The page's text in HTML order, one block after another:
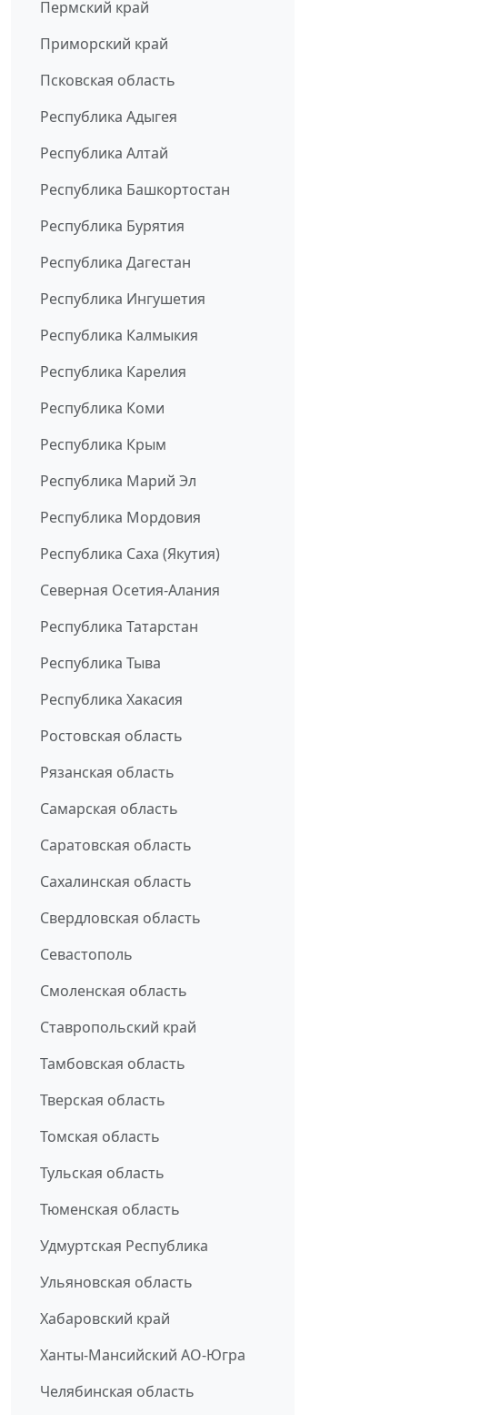
Пермский край
Приморский край
Псковская область
Республика Адыгея
Республика Алтай
Республика Башкортостан
Республика Бурятия
Республика Дагестан
Республика Ингушетия
Республика Калмыкия
Республика Карелия
Республика Коми
Республика Крым
Республика Марий Эл
Республика Мордовия
Республика Саха (Якутия)
Северная Осетия-Алания
Республика Татарстан
Республика Тыва
Республика Хакасия
Ростовская область
Рязанская область
Самарская область
Саратовская область
Сахалинская область
Свердловская область
Севастополь
Смоленская область
Ставропольский край
Тамбовская область
Тверская область
Томская область
Тульская область
Тюменская область
Удмуртская Республика
Ульяновская область
Хабаровский край
Ханты-Мансийский АО-Югра
Челябинская область